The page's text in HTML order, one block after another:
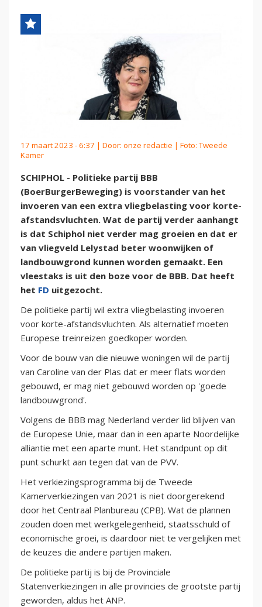
17 maart 2023 - 6:37 | Door: onze redactie | Foto: Tweede
Kamer
SCHIPHOL - Politieke partij BBB
(BoerBurgerBeweging) is voorstander van het
invoeren van een extra vliegbelasting voor korte-
afstandsvluchten. Wat de partij verder aanhangt
is dat Schiphol niet verder mag groeien en dat er
van vliegveld Lelystad beter woonwijken of
landbouwgrond kunnen worden gemaakt. Een
vleestaks is uit den boze voor de BBB. Dat heeft
het FD uitgezocht.
De politieke partij wil extra vliegbelasting invoeren
voor korte-afstandsvluchten. Als alternatief moeten
Europese treinreizen goedkoper worden.
Voor de bouw van die nieuwe woningen wil de partij
van Caroline van der Plas dat er meer flats worden
gebouwd, er mag niet gebouwd worden op 'goede
landbouwgrond'.
Volgens de BBB mag Nederland verder lid blijven van
de Europese Unie, maar dan in een aparte Noordelijke
alliantie met een aparte munt. Het standpunt op dit
punt schurkt aan tegen dat van de PVV.
Het verkiezingsprogramma bij de Tweede
Kamerverkiezingen van 2021 is niet doorgerekend
door het Centraal Planbureau (CPB). Wat de plannen
zouden doen met werkgelegenheid, staatsschuld of
economische groei, is daardoor niet te vergelijken met
de keuzes die andere partijen maken.
De politieke partij is bij de Provinciale
Statenverkiezingen in alle provincies de grootste partij
geworden, aldus het ANP.